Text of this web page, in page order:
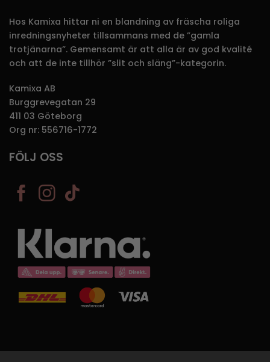
Hos Kamixa hittar ni en blandning av fräscha roliga
inredningsnyheter tillsammans med de ”gamla
trotjänarna”. Gemensamt är att alla är av god kvalité
och att de inte tillhör ”slit och släng”-kategorin.
Kamixa AB
Burggrevegatan 29
411 03 Göteborg
Org nr: 556716-1772
FÖLJ OSS